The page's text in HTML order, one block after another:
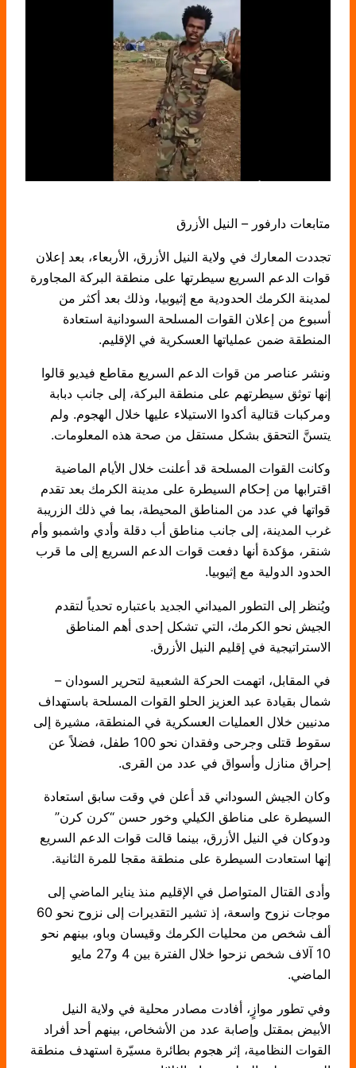
متابعات دارفور – النيل الأزرق
تجددت المعارك في ولاية النيل الأزرق، الأربعاء، بعد إعلان
قوات الدعم السريع سيطرتها على منطقة البركة المجاورة
لمدينة الكرمك الحدودية مع إثيوبيا، وذلك بعد أكثر من
أسبوع من إعلان القوات المسلحة السودانية استعادة
المنطقة ضمن عملياتها العسكرية في الإقليم.
ونشر عناصر من قوات الدعم السريع مقاطع فيديو قالوا
إنها توثق سيطرتهم على منطقة البركة، إلى جانب دبابة
ومركبات قتالية أكدوا الاستيلاء عليها خلال الهجوم. ولم
يتسنَّ التحقق بشكل مستقل من صحة هذه المعلومات.
وكانت القوات المسلحة قد أعلنت خلال الأيام الماضية
اقترابها من إحكام السيطرة على مدينة الكرمك بعد تقدم
قواتها في عدد من المناطق المحيطة، بما في ذلك الزريبة
غرب المدينة، إلى جانب مناطق أب دقلة وأدي واشمبو وأم
شنقر، مؤكدة أنها دفعت قوات الدعم السريع إلى ما قرب
الحدود الدولية مع إثيوبيا.
ويُنظر إلى التطور الميداني الجديد باعتباره تحدياً لتقدم
الجيش نحو الكرمك، التي تشكل إحدى أهم المناطق
الاستراتيجية في إقليم النيل الأزرق.
في المقابل، اتهمت الحركة الشعبية لتحرير السودان –
شمال بقيادة عبد العزيز الحلو القوات المسلحة باستهداف
مدنيين خلال العمليات العسكرية في المنطقة، مشيرة إلى
سقوط قتلى وجرحى وفقدان نحو 100 طفل، فضلاً عن
إحراق منازل وأسواق في عدد من القرى.
وكان الجيش السوداني قد أعلن في وقت سابق استعادة
السيطرة على مناطق الكيلي وخور حسن “كرن كرن”
ودوكان في النيل الأزرق، بينما قالت قوات الدعم السريع
إنها استعادت السيطرة على منطقة مقجا للمرة الثانية.
وأدى القتال المتواصل في الإقليم منذ يناير الماضي إلى
موجات نزوح واسعة، إذ تشير التقديرات إلى نزوح نحو 60
ألف شخص من محليات الكرمك وقيسان وباو، بينهم نحو
10 آلاف شخص نزحوا خلال الفترة بين 4 و27 مايو
الماضي.
وفي تطور موازٍ، أفادت مصادر محلية في ولاية النيل
الأبيض بمقتل وإصابة عدد من الأشخاص، بينهم أحد أفراد
القوات النظامية، إثر هجوم بطائرة مسيّرة استهدف منطقة